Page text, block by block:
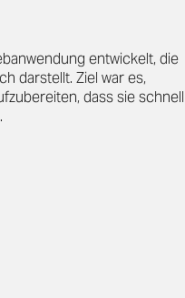
entwickelt, die
darstellt. Ziel war es,
dass sie schnell